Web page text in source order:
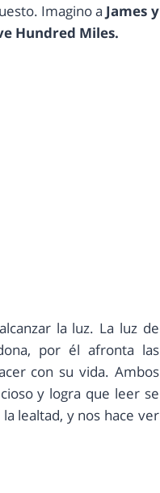
Imagino a James y
Hundred Miles.
la luz. La luz de
por él afronta las
con su vida. Ambos
y logra que leer se
lealtad, y nos hace ver